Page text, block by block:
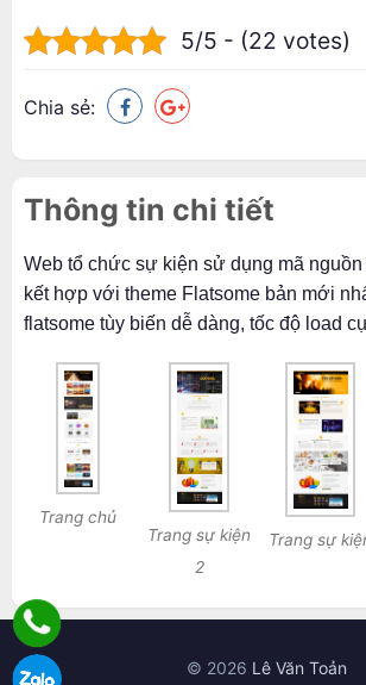
5/5 - (22 votes)
Chia sẻ:
Thông tin chi tiết
Web tổ chức sự kiện sử dụng mã
kết hợp với theme Flatsome bản mới
flatsome tùy biến dễ dàng, tốc độ load
Trang chủ
Trang sự kiện
2
Trang sự
© 2026 Lê Văn Toản